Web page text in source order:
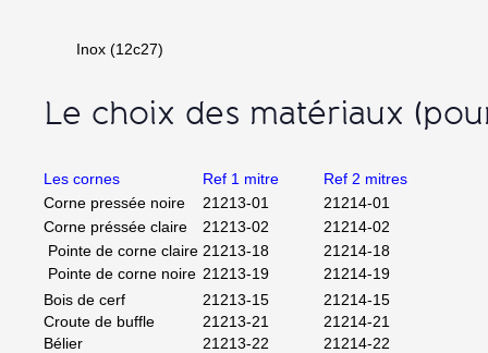
Inox (12c27)
Le choix des matériaux
Les cornes Ref 1 mitre
Ref 2 mitres
Corne pressée noire
21213-01
21214-01
Corne préssée claire
21213-02
21214-02
Pointe de corne claire 21213-18
21214-18
Pointe de corne noire 21213-19
21214-19
Bois de cerf
21213-15
21214-15
Croute de buffle
21213-21
21214-21
Bélier
21213-22
21214-22